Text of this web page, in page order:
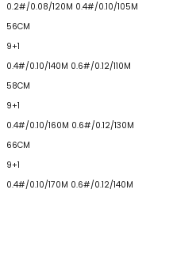
0.2#/0.08/120M 0.4#/0.10/105M
56CM
9+1
0.4#/0.10/140M 0.6#/0.12/110M
58CM
9+1
0.4#/0.10/160M 0.6#/0.12/130M
66CM
9+1
0.4#/0.10/170M 0.6#/0.12/140M